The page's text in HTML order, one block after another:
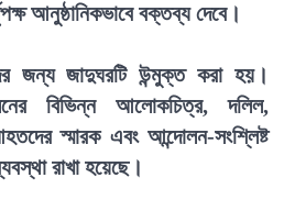
আনুষ্ঠানিকভাবে বক্তব্য দেবে।
জন্য জাদুঘরটি উন্মুক্ত করা হয়।
বিভিন্ন আলোকচিত্র, দলিল,
স্মারক এবং আন্দোলন-সংশ্লিষ্ট
রাখা হয়েছে।